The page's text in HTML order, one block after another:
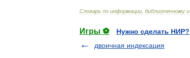
Словарь по информации библиотечному и
Игры ⚽
Нужно сделать НИР?
двоичная индексация